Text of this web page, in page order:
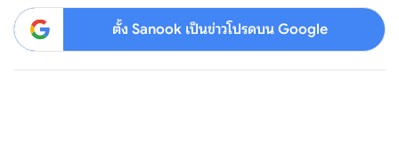
ตั้ง Sanook เป็นข่าวโปรดบน Google